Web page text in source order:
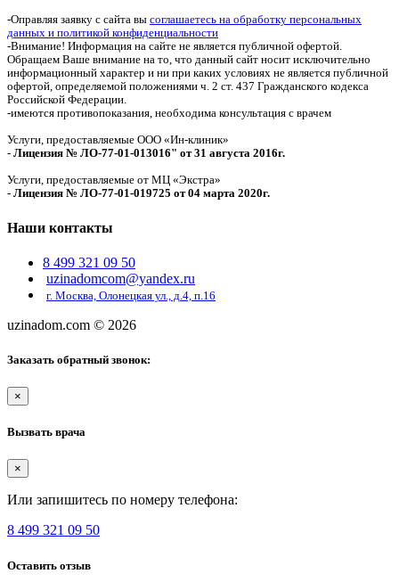
-Оправляя заявку с сайта вы соглашаетесь на обработку персональных
данных и политикой конфиденциальности
-Внимание! Информация на сайте не является публичной офертой.
Обращаем Ваше внимание на то, что данный сайт носит исключительно
информационный характер и ни при каких условиях не является публичной
офертой, определяемой положениями ч. 2 ст. 437 Гражданского кодекса
Российской Федерации.
-имеются противопоказания, необходима консультация с врачем
Услуги, предоставляемые ООО «Ин-клиник»
- Лицензия № ЛО-77-01-013016" от 31 августа 2016г.
Услуги, предоставляемые от МЦ «Экстра»
- Лицензия № ЛО-77-01-019725 от 04 марта 2020г.
Наши контакты
8 499 321 09 50
uzinadomcom@yandex.ru
г. Москва, Олонецкая ул., д.4, п.16
uzinadom.com © 2026
Заказать обратный звонок:
×
Вызвать врача
×
Или запишитесь по номеру телефона:
8 499 321 09 50
Оставить отзыв